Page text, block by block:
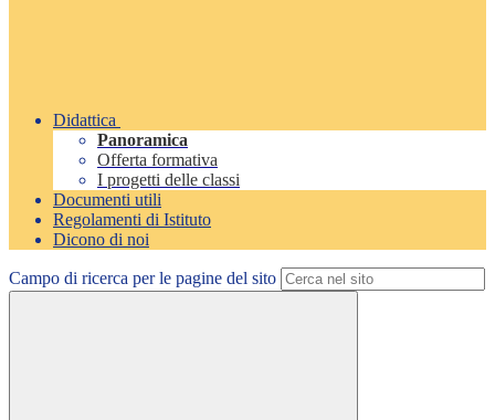
Didattica
Panoramica
Offerta formativa
I progetti delle classi
Documenti utili
Regolamenti di Istituto
Dicono di noi
Campo di ricerca per le pagine del sito